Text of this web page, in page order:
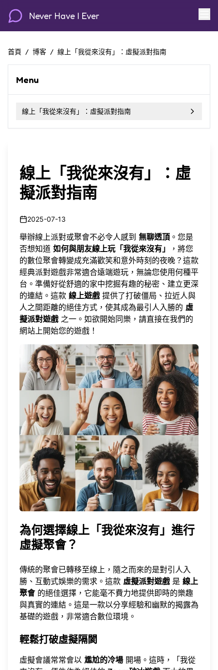
Never Have I Ever
首頁 / 博客 / 線上「我從來沒有」：虛擬派對指南
Menu
線上「我從來沒有」：虛擬派對指南
線上「我從來沒有」：虛
擬派對指南
2025-07-13
舉辦線上派對或聚會不必令人感到 無聊透頂 。您是
否想知道 如何與朋友線上玩「我從來沒有」
，將您
的數位聚會轉變成充滿歡笑和意外時刻的夜晚？這款
經典派對遊戲非常適合遠端遊玩，無論您使用何種平
台。準備好從舒適的家中挖掘有趣的秘密、建立更深
的連結。這款 線上遊戲 提供了打破僵局、拉近人與
人之間距離的絕佳方式，使其成為最引人入勝的 虛
擬派對遊戲 之一。如欲開始同樂，請直接在我們的
網站上開始您的遊戲 ！
為何選擇線上「我從來沒有」進行
虛擬聚會？
傳統的聚會已轉移至線上，隨之而來的是對引人入
勝、互動式娛樂的需求。這款 虛擬派對遊戲 是 線上
聚會的絕佳選擇，它能毫不費力地提供即時的樂趣
與真實的連結。這是一款以分享經驗和幽默的揭露為
基礎的遊戲，非常適合數位環境。
輕鬆打破虛擬隔閡
虛擬會議常常會以 尷尬的冷場 開場。這時，「我從